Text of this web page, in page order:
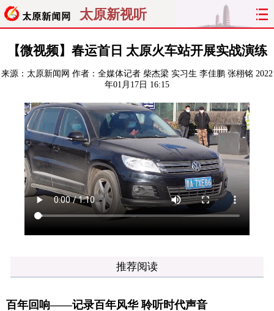
太原新视听
首页 聚焦 太原 山西
经济 关注 文明 出行
纵横 曝光 综合 专题
旅游 理财 政务 教育
看天下 晋月读 最太原 网罗民生
太原日报 太原晚报 热评 社区
【微视频】春运首日 太原火车站开展实战演练
来源： 太原新闻网 作者：全媒体记者 柴杰梁 实习生 李佳鹏 张栩铭 2022
年01月17日 16:15
推荐阅读
百年回响——记录百年风华 聆听时代声音